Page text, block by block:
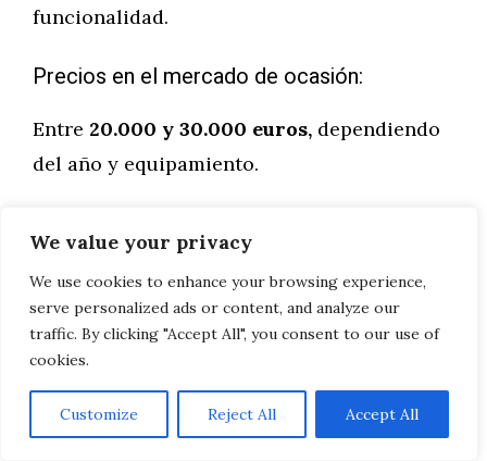
We value your privacy
We use cookies to enhance your browsing experience,
serve personalized ads or content, and analyze our
traffic. By clicking "Accept All", you consent to our use of
cookies.
Customize Reject All Accept All
funcionalidad.
Precios en el mercado de ocasión:
Entre 20.000 y 30.000 euros, dependiendo
del año y equipamiento.
10. Nissan Qashqai
– Un icono del
segmento
Por qué es codiciado: